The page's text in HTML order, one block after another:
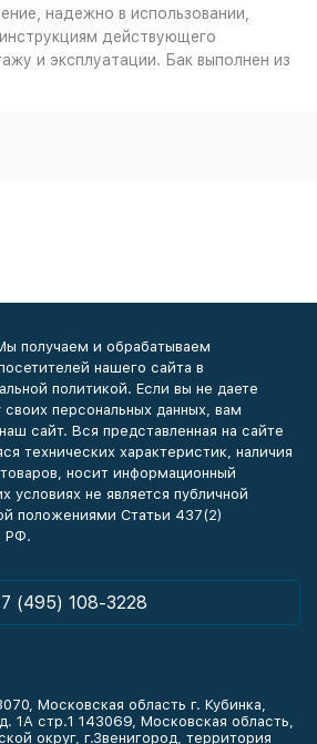
надежно в использовании,
действующего
и эксплуатации. Бак выполнен из
получаем и обрабатываем
нашего сайта в
политикой. Если вы не даете
своих персональных данных, вам
сайт. Вся представленная на сайте
технических характеристик, наличия
носит информационный
условиях не является публичной
положениями Статьи 437(2)
РФ.
(495) 108-3228
Московская область г. Кубинка,
1А стр.1 143069, Московская область,
округ, г.Звенигород, территория